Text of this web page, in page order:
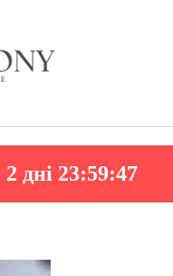
2 дні 23:59:46